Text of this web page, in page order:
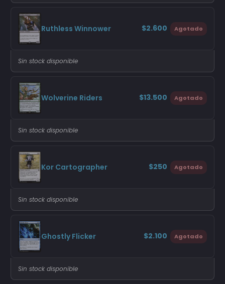
Ruthless Winnower $2.600 Agotado
Sin stock disponible
Wolverine Riders $13.500 Agotado
Sin stock disponible
Kor Cartographer $250 Agotado
Sin stock disponible
Ghostly Flicker $2.100 Agotado
Sin stock disponible